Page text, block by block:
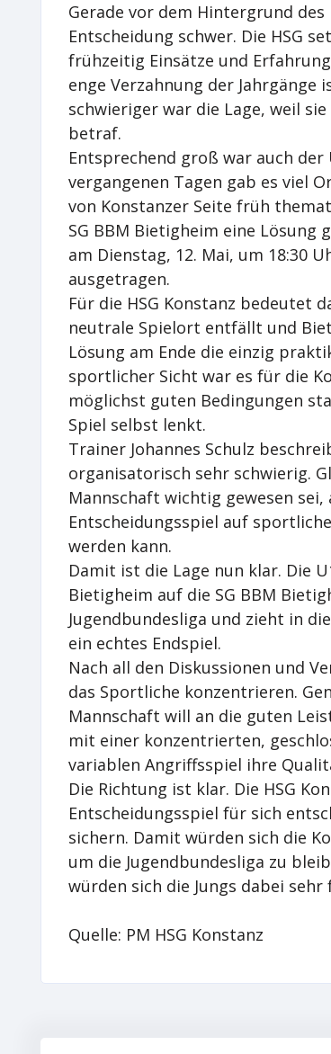
Gerade vor dem Hintergrund
Entscheidung schwer. Die HSG
frühzeitig Einsätze und
enge Verzahnung der
schwieriger war die Lage, weil
betraf.
Entsprechend groß war auch der
vergangenen Tagen gab es viel
von Konstanzer Seite früh
SG BBM Bietigheim eine Lösung
am Dienstag, 12. Mai, um 18:30
ausgetragen.
Für die HSG Konstanz bedeutet
neutrale Spielort entfällt und
Lösung am Ende die einzig
sportlicher Sicht war es für die
möglichst guten Bedingungen
Spiel selbst lenkt.
Trainer Johannes Schulz
organisatorisch sehr schwierig.
Mannschaft wichtig gewesen
Entscheidungsspiel auf
werden kann.
Damit ist die Lage nun klar. Die
Bietigheim auf die SG BBM
Jugendbundesliga und zieht in
ein echtes Endspiel.
Nach all den Diskussionen und
das Sportliche konzentrieren.
Mannschaft will an die guten
mit einer konzentrierten,
variablen Angriffsspiel ihre
Die Richtung ist klar. Die HSG
Entscheidungsspiel für sich
sichern. Damit würden sich die
um die Jugendbundesliga zu
würden sich die Jungs dabei sehr
Quelle: PM HSG Konstanz